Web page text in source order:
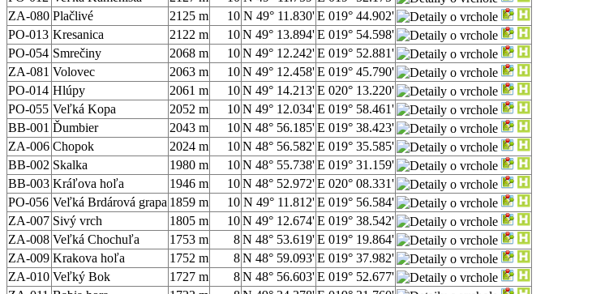
ZA-080 Plačlivé 2125 m 10 N 49° 11.830'E 019° 44.902'
PO-013 Kresanica 2122 m 10N 49° 13.894'E 019° 54.598'
PO-054 Smrečiny 2068 m 10N 49° 12.242'E 019° 52.881'
ZA-081 Volovec 2063 m 10N 49° 12.458'E 019° 45.790'
PO-014 Hlúpy 2061 m 10N 49° 14.213'E 020° 13.220'
PO-055 Veľká Kopa 2052 m 10N 49° 12.034'E 019° 58.461'
BB-001 Ďumbier 2043 m 10N 48° 56.185'E 019° 38.423'
ZA-006 Chopok 2024 m 10N 48° 56.582'E 019° 35.585'
BB-002 Skalka 1980 m 10N 48° 55.738'E 019° 31.159'
BB-003 Kráľova hoľa 1946 m 10N 48° 52.972'E 020° 08.331'
PO-056 Veľká Brdárová grapa 1859 m 10 N 49° 11.812'E 019° 56.584'
ZA-007 Sivý vrch 1805 m 10N 49° 12.674'E 019° 38.542'
ZA-008 Veľká Chochuľa 1753 m 8N 48° 53.619'E 019° 19.864'
ZA-009 Krakova hoľa 1752 m 8N 48° 59.093'E 019° 37.982'
ZA-010 Veľký Bok 1727 m 8N 48° 56.603'E 019° 52.677'